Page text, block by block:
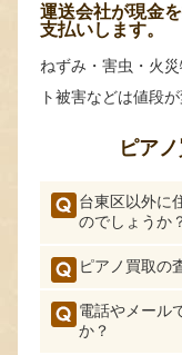
運送会社が現金
支払いします。
ねずみ・害虫・火
ト被害などは値段
ピア
台東区以外に
のでしょうか
ピアノ買取の
電話やメール
か？